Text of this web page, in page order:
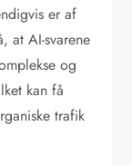
er af
at AI-svarene
og
kan få
trafik